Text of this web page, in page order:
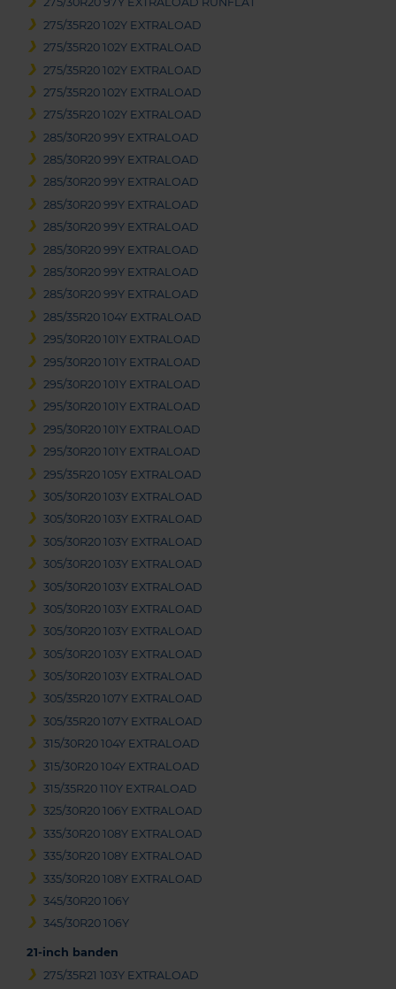
275/35R20 102Y EXTRALOAD
275/35R20 102Y EXTRALOAD
275/35R20 102Y EXTRALOAD
275/35R20 102Y EXTRALOAD
275/35R20 102Y EXTRALOAD
285/30R20 99Y EXTRALOAD
285/30R20 99Y EXTRALOAD
285/30R20 99Y EXTRALOAD
285/30R20 99Y EXTRALOAD
285/30R20 99Y EXTRALOAD
285/30R20 99Y EXTRALOAD
285/30R20 99Y EXTRALOAD
285/30R20 99Y EXTRALOAD
285/35R20 104Y EXTRALOAD
295/30R20 101Y EXTRALOAD
295/30R20 101Y EXTRALOAD
295/30R20 101Y EXTRALOAD
295/30R20 101Y EXTRALOAD
295/30R20 101Y EXTRALOAD
295/30R20 101Y EXTRALOAD
295/35R20 105Y EXTRALOAD
305/30R20 103Y EXTRALOAD
305/30R20 103Y EXTRALOAD
305/30R20 103Y EXTRALOAD
305/30R20 103Y EXTRALOAD
305/30R20 103Y EXTRALOAD
305/30R20 103Y EXTRALOAD
305/30R20 103Y EXTRALOAD
305/30R20 103Y EXTRALOAD
305/30R20 103Y EXTRALOAD
305/35R20 107Y EXTRALOAD
305/35R20 107Y EXTRALOAD
315/30R20 104Y EXTRALOAD
315/30R20 104Y EXTRALOAD
315/35R20 110Y EXTRALOAD
325/30R20 106Y EXTRALOAD
335/30R20 108Y EXTRALOAD
335/30R20 108Y EXTRALOAD
335/30R20 108Y EXTRALOAD
345/30R20 106Y
345/30R20 106Y
21-inch banden
275/35R21 103Y EXTRALOAD